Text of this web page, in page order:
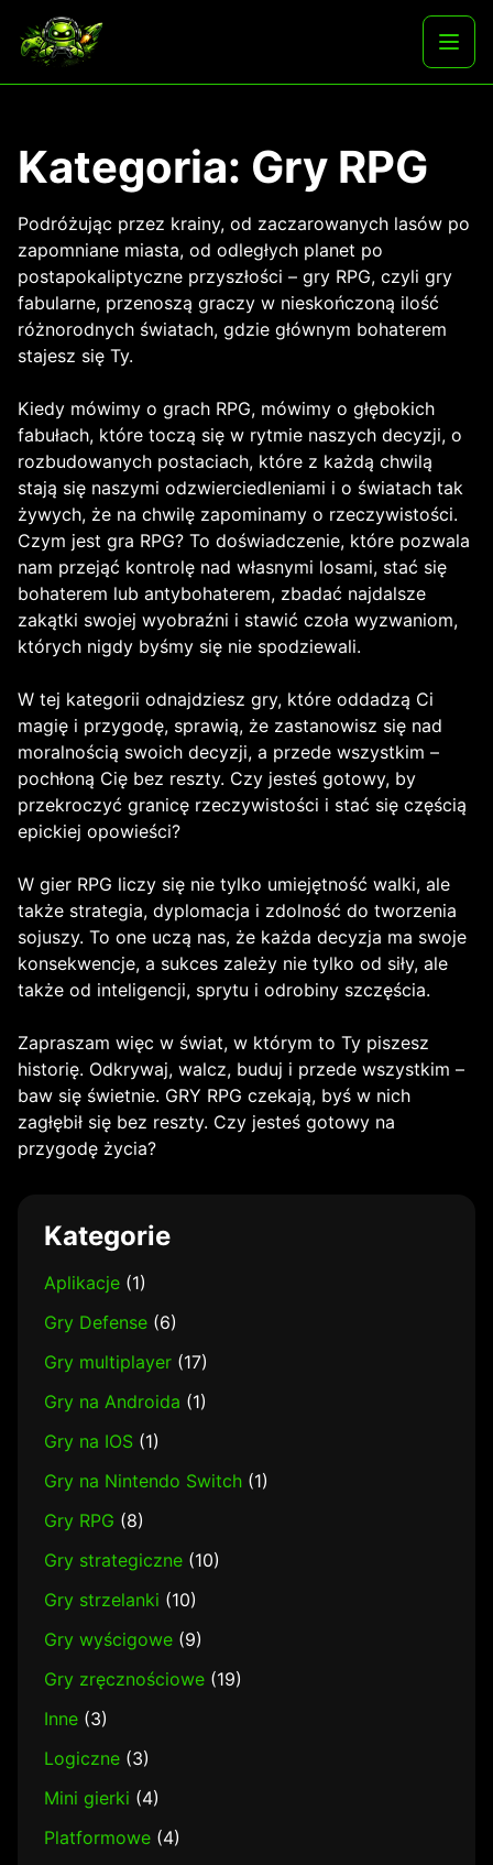
content
Najlepsze darmowe gry i aplikacje na androida
menu
Kategoria: Gry RPG
Podróżując przez krainy, od zaczarowanych lasów po
zapomniane miasta, od odległych planet po
postapokaliptyczne przyszłości – gry RPG, czyli gry
fabularne, przenoszą graczy w nieskończoną ilość
różnorodnych światach, gdzie głównym bohaterem
stajesz się Ty.
Kiedy mówimy o grach RPG, mówimy o głębokich
fabułach, które toczą się w rytmie naszych decyzji, o
rozbudowanych postaciach, które z każdą chwilą
stają się naszymi odzwierciedleniami i o światach tak
żywych, że na chwilę zapominamy o rzeczywistości.
Czym jest gra RPG? To doświadczenie, które pozwala
nam przejąć kontrolę nad własnymi losami, stać się
bohaterem lub antybohaterem, zbadać najdalsze
zakątki swojej wyobraźni i stawić czoła wyzwaniom,
których nigdy byśmy się nie spodziewali.
W tej kategorii odnajdziesz gry, które oddadzą Ci
magię i przygodę, sprawią, że zastanowisz się nad
moralnością swoich decyzji, a przede wszystkim –
pochłoną Cię bez reszty. Czy jesteś gotowy, by
przekroczyć granicę rzeczywistości i stać się częścią
epickiej opowieści?
W gier RPG liczy się nie tylko umiejętność walki, ale
także strategia, dyplomacja i zdolność do tworzenia
sojuszy. To one uczą nas, że każda decyzja ma swoje
konsekwencje, a sukces zależy nie tylko od siły, ale
także od inteligencji, sprytu i odrobiny szczęścia.
Zapraszam więc w świat, w którym to Ty piszesz
historię. Odkrywaj, walcz, buduj i przede wszystkim –
baw się świetnie. GRY RPG czekają, byś w nich
zagłębił się bez reszty. Czy jesteś gotowy na
przygodę życia?
Kategorie
Aplikacje (1)
Gry Defense (6)
Gry multiplayer (17)
Gry na Androida (1)
Gry na IOS (1)
Gry na Nintendo Switch (1)
Gry RPG (8)
Gry strategiczne (10)
Gry strzelanki (10)
Gry wyścigowe (9)
Gry zręcznościowe (19)
Inne (3)
Logiczne (3)
Mini gierki (4)
Platformowe (4)